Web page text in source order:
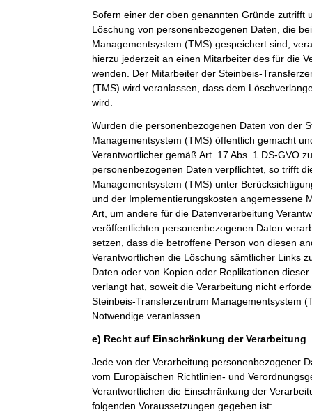
Sofern einer der oben genannten Gründe zutrifft
Löschung von personenbezogenen Daten, die
Managementsystem (TMS) gespeichert sind,
hierzu jederzeit an einen Mitarbeiter des für die
wenden. Der Mitarbeiter der Steinbeis-
(TMS) wird veranlassen, dass dem
wird.
Wurden die personenbezogenen Daten von der
Managementsystem (TMS) öffentlich gemacht
Verantwortlicher gemäß Art. 17 Abs. 1 DS-GVO
personenbezogenen Daten verpflichtet, so trifft
Managementsystem (TMS) unter
und der Implementierungskosten angemessene
Art, um andere für die Datenverarbeitung
veröffentlichten personenbezogenen Daten
setzen, dass die betroffene Person von diesen
Verantwortlichen die Löschung sämtlicher Links
Daten oder von Kopien oder Replikationen
verlangt hat, soweit die Verarbeitung nicht
Steinbeis-Transferzentrum Managementsystem
Notwendige veranlassen.
e) Recht auf Einschränkung der Verarbeitung
Jede von der Verarbeitung personenbezogener
vom Europäischen Richtlinien- und
Verantwortlichen die Einschränkung der
folgenden Voraussetzungen gegeben ist: